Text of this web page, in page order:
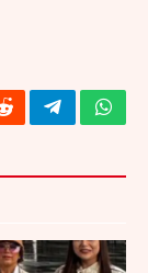
RedditTelegram